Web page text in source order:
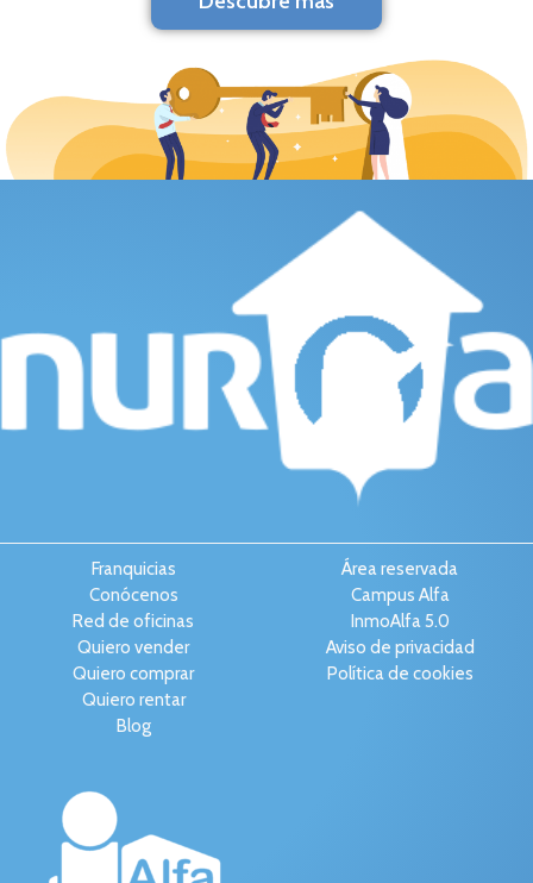
Franquicias
Conócenos
Red de oficinas
Quiero vender
Quiero comprar
Quiero rentar
Blog
Área reservada
Campus Alfa
InmoAlfa 5.0
Aviso de privacidad
Política de cookies